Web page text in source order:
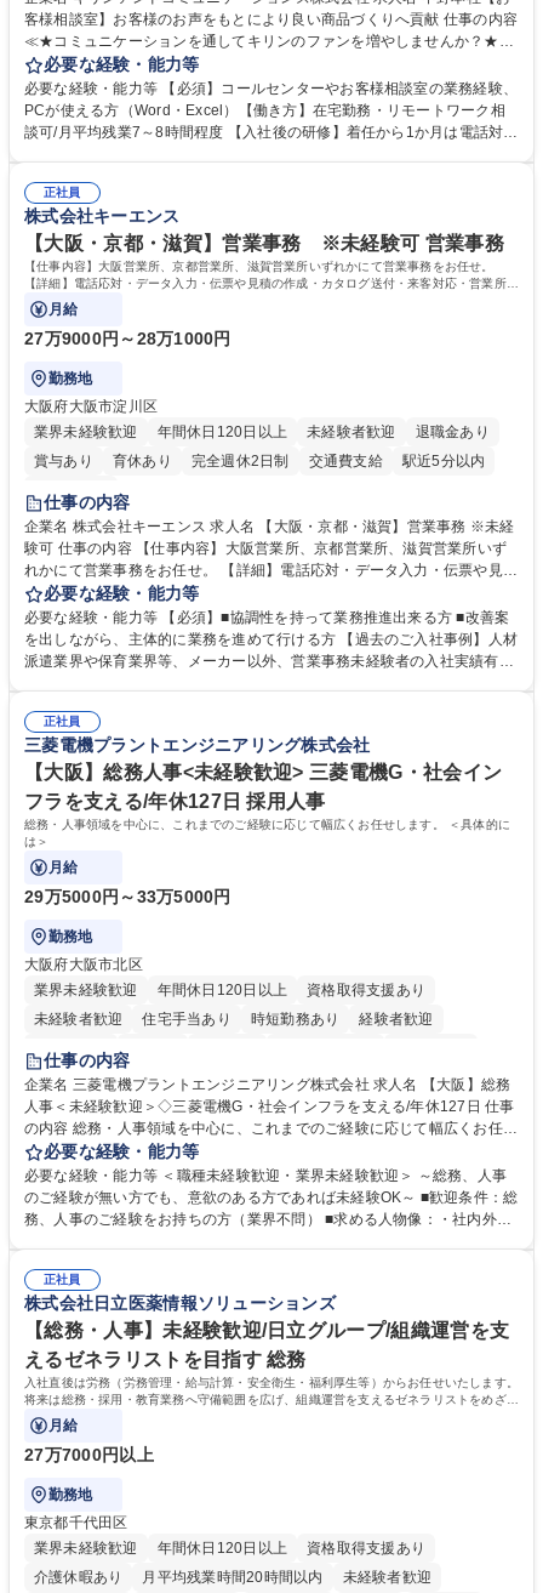
客様相談室】お客様のお声をもとにより良い商品づくりへ貢献 仕事の内容
≪★コミュニケーションを通してキリンのファンを増やしませんか？★≫
お客様のお声をより良い商品づくりに活かしていく上で、窓口となるお客
様相談室でのお仕事です。 日々お客様からいただくキリングループへのご
意見を、企業活動に活かしています。お客様からの声に迅速かつ誠意をも
って対応、情報提供するとともにグループ内活動に反映しています。 【具
平均100件前後■メール・手紙：同上40件前後 募集職種 中野本社【お客様
相談室】お客様のお声をもとにより良い商品づくりへ貢献
必要な経験・能力等
必要な経験・能力等 【必須】コールセンターやお客様相談室の業務経験、
PCが使える方（Word・Excel）【働き方】在宅勤務・リモートワーク相
談可/月平均残業7～8時間程度 【入社後の研修】着任から1か月は電話対応
すのでご安心ください。 【当社について】キリングループの広報機能を担
う会社として、お客様との出会いを大切にし、磨き上げたホスピタリティ
を込めてコミュニケーションをとりながら広報関連業務を行っておりま
す。 学歴・資格 学歴：大学院 大学 高専 短大 専修学校 高校 語学力： 資
格：
正社員
株式会社キーエンス
【大阪・京都・滋賀】営業事務 ※未経験可 営業事務
【仕事内容】大阪営業所、京都営業所、滋賀営業所いずれかにて営業事務をお任せ。
【詳細】電話応対・データ入力・伝票や見積の作成・カタログ送付・来客対応・営業所内
で発生する事務業務や業務改善をお任せ。
月給
27万9000円～28万1000円
勤務地
大阪府大阪市淀川区
業界未経験歓迎
年間休日120日以上 未経験者歓迎
退職金あり
賞与あり
育休あり 完全週休2日制 交通費支給
駅近5分以内
土日祝休み
仕事の内容
企業名 株式会社キーエンス 求人名 【大阪・京都・滋賀】営業事務 ※未経
験可 仕事の内容 【仕事内容】大阪営業所、京都営業所、滋賀営業所いず
れかにて営業事務をお任せ。 【詳細】電話応対・データ入力・伝票や見積
の作成・カタログ送付・来客対応・営業所内で発生する事務業務や業務改
善をお任せ。 【教育制度】ご入社後、育成担当とペアになりながらOJTに
て業務を覚えていただくことが可能です。業務システムがきちんと構築さ
れているため、スムーズに仕事に慣れることができる環境です。また、
募集職種 【大阪・京都・滋賀】営業事務 ※未経験可
必要な経験・能力等
必要な経験・能力等 【必須】■協調性を持って業務推進出来る方 ■改善案
を出しながら、主体的に業務を進めて行ける方 【過去のご入社事例】人材
派遣業界や保育業界等、メーカー以外、営業事務未経験者の入社実績有
えて、お客様や社員の状況に合わせ、能動的なサポート、改善の動きも期
待され。組織を支えるスペシャリストとして、チームに貢献し、結果的に
社員から頼られる存在になることができます。平均19:30の退勤以降の業
務の持ち帰りも禁止されており、メリハリのある働き方となります。 学
歴・資格 学歴：大学院 大学 高専 短大 語学力： 資格：
正社員
三菱電機プラントエンジニアリング株式会社
【大阪】総務人事<未経験歓迎> 三菱電機G・社会イン
フラを支える/年休127日 採用人事
総務・人事領域を中心に、これまでのご経験に応じて幅広くお任せします。 ＜具体的に
は＞
月給
29万5000円～33万5000円
勤務地
大阪府大阪市北区
業界未経験歓迎
年間休日120日以上
資格取得支援あり
未経験者歓迎
住宅手当あり 時短勤務あり
経験者歓迎
退職金あり
駅近5分以内
土日祝休み 服装自由 寮・社宅あり 食事補助あり
仕事の内容
企業名 三菱電機プラントエンジニアリング株式会社 求人名 【大阪】総務
人事＜未経験歓迎＞◇三菱電機G・社会インフラを支える/年休127日 仕事
の内容 総務・人事領域を中心に、これまでのご経験に応じて幅広くお任せ
します。 ＜具体的には＞ ・総務/人事労務（給与・社保・勤怠管理など）
・採用・教育研修 ・福利厚生運用 など ※基本的には事務所勤務ですが、
採用や教育等の業務内容により、関西圏以外への日帰り・宿泊を伴う国内
出張もございます。 ※担当業務を持ちつつ、お互いに助け合いながら、総
必要な経験・能力等
必要な経験・能力等 ＜職種未経験歓迎・業界未経験歓迎＞ ～総務、人事
のご経験が無い方でも、意欲のある方であれば未経験OK～ ■歓迎条件：総
務、人事のご経験をお持ちの方（業界不問） ■求める人物像：・社内外の
正社員
株式会社日立医薬情報ソリューションズ
【総務・人事】未経験歓迎/日立グループ/組織運営を支
えるゼネラリストを目指す 総務
入社直後は労務（労務管理・給与計算・安全衛生・福利厚生等）からお任せいたします。
将来は総務・採用・教育業務へ守備範囲を広げ、組織運営を支えるゼネラリストをめざせ
ます。
月給
27万7000円以上
勤務地
東京都千代田区
業界未経験歓迎
年間休日120日以上
資格取得支援あり
介護休暇あり
月平均残業時間20時間以内 未経験者歓迎